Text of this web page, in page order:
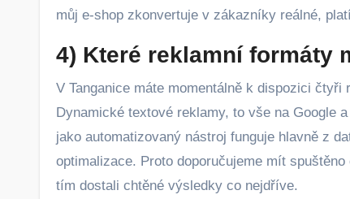
můj e-shop zkonvertuje v zákazníky reálné,
4) Které reklamní formáty
V Tanganice máte momentálně k dispozici
Dynamické textové reklamy, to vše na Google
jako automatizovaný nástroj funguje hlavně z
optimalizace. Proto doporučujeme mít
tím dostali chtěné výsledky co nejdříve.